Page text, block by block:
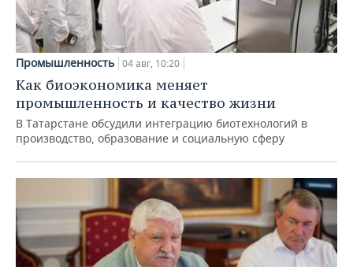
Промышленность 04 авг, 10:20
Как биоэкономика меняет
промышленность и качество жизни
В Татарстане обсудили интеграцию биотехнологий в
производство, образование и социальную сферу